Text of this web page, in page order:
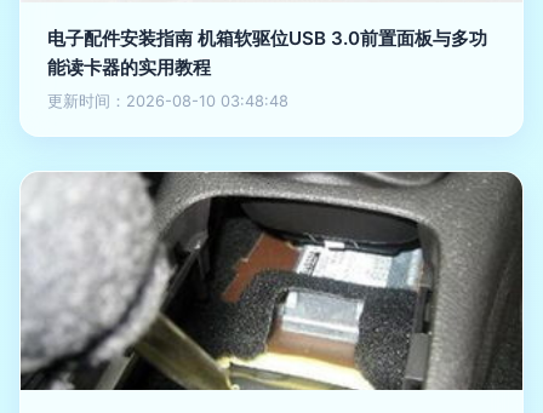
电子配件安装指南 机箱软驱位USB 3.0前置面板与多功
能读卡器的实用教程
更新时间：2026-08-10 03:48:48